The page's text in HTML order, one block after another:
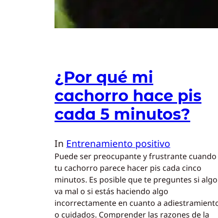
¿Por qué mi
cachorro hace pis
cada 5 minutos?
In Entrenamiento positivo
Puede ser preocupante y frustrante cuando
tu cachorro parece hacer pis cada cinco
minutos. Es posible que te preguntes si algo
va mal o si estás haciendo algo
incorrectamente en cuanto a
o cuidados. Comprender las razones de la